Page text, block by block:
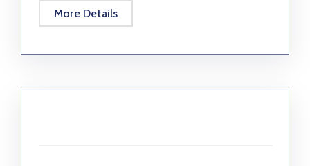
More Details